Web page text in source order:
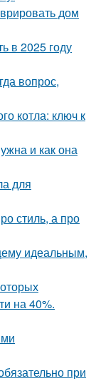
дом
в 2025 году
вопрос,
котла: ключ к
и как она
для
стиль, а про
идеальным,
на 40%.
при